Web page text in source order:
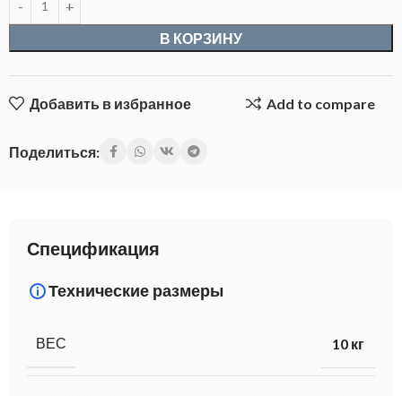
В КОРЗИНУ
Добавить в избранное Add to compare
Поделиться:
Спецификация
Технические размеры
ВЕС 10 кг